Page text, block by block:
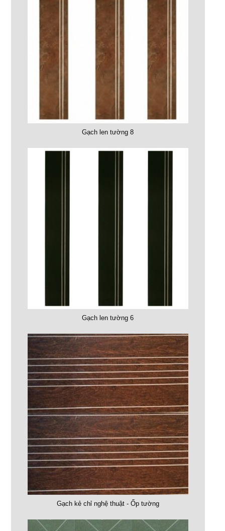
Gạch len tường 8
Gạch len tường 6
Gạch kẻ chỉ nghệ thuật - Ốp tường